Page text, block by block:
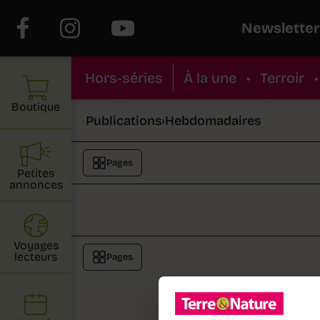
Newsletter
Hors-séries À la une • Terroir •
Publications›Hebdomadaires
Pages
Pages
Au
Boutique
Petites
annonces
Voyages
lecteurs